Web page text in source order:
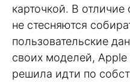
карточкой. В отличие
не стесняются
пользовательские
своих моделей,
решила идти по